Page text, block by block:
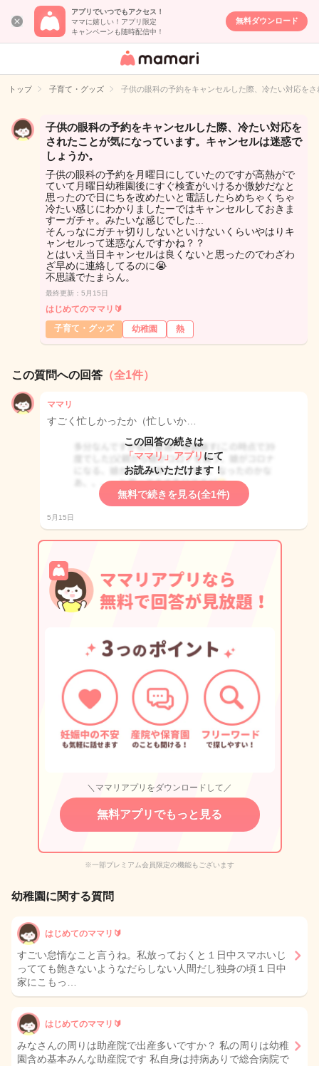
アプリでいつでもアクセス！
ママに嬉しい！アプリ限定
キャンペーンも随時配信中！
無料ダウンロード
女性専用匿名QA
イト
トップ 子育て・グッズ 子供の眼科の予約をキャンセルした際、冷たい対応を
子供の眼科の予約をキャンセルした際、冷たい対応を
されたことが気になっています。キャンセルは迷惑で
しょうか。
子供の眼科の予約を月曜日にしていたのですが高熱がで
ていて月曜日幼稚園後にすぐ検査がいけるか微妙だなと
思ったので日にちを改めたいと電話したらめちゃくちゃ
冷たい感じにわかりましたーではキャンセルしておきま
すーガチャ。みたいな感じでした...
そんっなにガチャ切りしないといけないくらいやはりキ
ャンセルって迷惑なんですかね？？
とはいえ当日キャンセルは良くないと思ったのでわざわ
ざ早めに連絡してるのに😭
不思議でたまらん。
最終更新：5月15日
はじめてのママリ🔰
子育て・グッズ
幼稚園 熱
この質問への回答 （全1件）
ママリ
すごく忙しかったか（忙しいか…
この回答の続きは
「ママリ」アプリ にて
お読みいただけます！
無料で続きを見る(全1件)
5月15日
＼ママリアプリをダウンロードして／
無料アプリでもっと見る
※一部プレミアム会員限定の機能もございます
幼稚園に関する質問
はじめてのママリ🔰
すごい怠惰なこと言うね。私放っておくと１日中スマホいじ
ってても飽きないようなだらしない人間だし独身の頃１日中
家にこもっ…
はじめてのママリ🔰
みなさんの周りは助産院で出産多いですか？ 私の周りは幼稚
園含め基本みんな助産院です 私自身は持病ありで総合病院で